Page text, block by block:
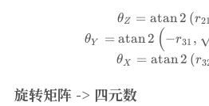
θZ = atan 2 (r21
θY = atan2 (−r31 ,
θX = atan 2 (r
旋转矩阵 -> 四元数